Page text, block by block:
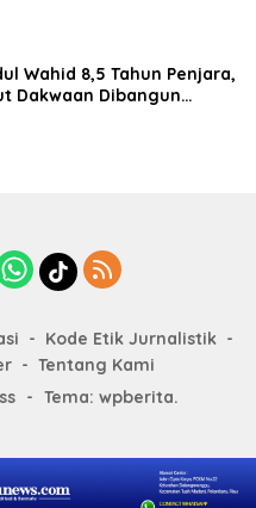
Wahid 8,5 Tahun Penjara,
Dakwaan Dibangun
Kode Etik Jurnalistik
Tentang Kami
- Tema: wpberita.